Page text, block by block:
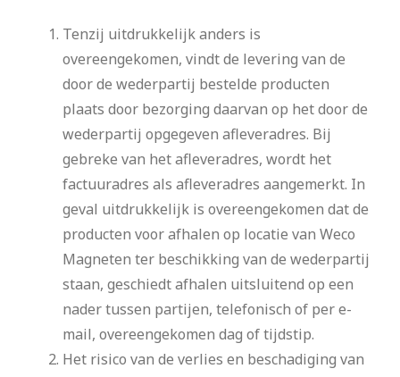
Tenzij uitdrukkelijk anders is
overeengekomen, vindt de levering van de
door de wederpartij bestelde producten
plaats door bezorging daarvan op het door de
wederpartij opgegeven afleveradres. Bij
gebreke van het afleveradres, wordt het
factuuradres als afleveradres aangemerkt. In
geval uitdrukkelijk is overeengekomen dat de
producten voor afhalen op locatie van Weco
Magneten ter beschikking van de wederpartij
staan, geschiedt afhalen uitsluitend op een
nader tussen partijen, telefonisch of per e-
mail, overeengekomen dag of tijdstip.
Het risico van de verlies en beschadiging van